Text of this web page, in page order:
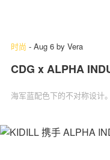
时尚 - Aug 6 by Vera
CDG x ALPHA
海军蓝配色下的不对称设计。